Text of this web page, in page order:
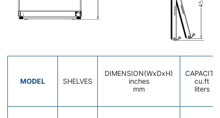
MODEL SHELVES
DIMENSION(WxDxH)
inches
mm
CAPACITY
cu.ft
liters